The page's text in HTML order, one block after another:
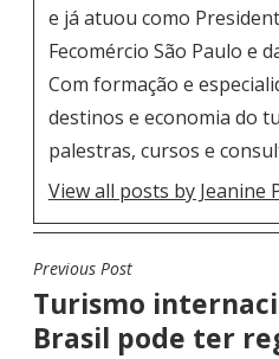
e já atuou como
Fecomércio São Paulo e
Com formação e
destinos e economia do
palestras, cursos e
View all posts by Jeanine
N
A
V
Previous Post
Turismo
Brasil pode ter